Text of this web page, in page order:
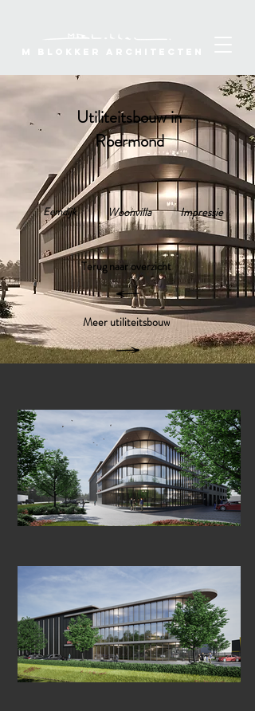
Utiliteitsbouw in
Roermond
Eemdijk Woonvilla Impressie
Terug naar overzicht
Meer utiliteitsbouw